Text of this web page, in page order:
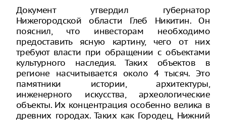
Документ утвердил губернатор
Нижегородской области Глеб Никитин. Он
пояснил, что инвесторам необходимо
предоставить ясную картину, чего от них
требуют власти при обращении с объектами
культурного наследия. Таких объектов в
регионе насчитывается около 4 тысяч. Это
памятники истории, архитектуры,
инженерного искусства, археологические
объекты. Их концентрация особенно велика в
древних городах. Таких как Городец, Нижний